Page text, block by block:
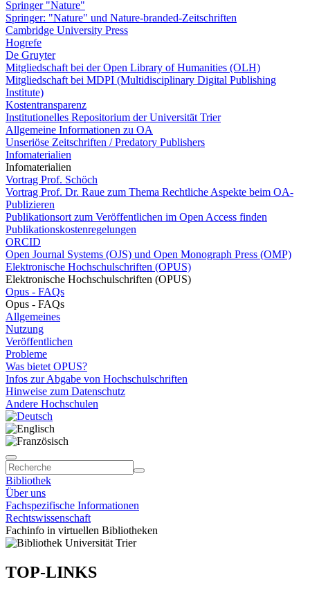
Springer "Nature"
Springer: "Nature" und Nature-branded-Zeitschriften
Cambridge University Press
Hogrefe
De Gruyter
Mitgliedschaft bei der Open Library of Humanities (OLH)
Mitgliedschaft bei MDPI (Multidisciplinary Digital Publishing
Institute)
Kostentransparenz
Institutionelles Repositorium der Universität Trier
Allgemeine Informationen zu OA
Unseriöse Zeitschriften / Predatory Publishers
Infomaterialien
Infomaterialien
Vortrag Prof. Schöch
Vortrag Prof. Dr. Raue zum Thema Rechtliche Aspekte beim OA-
Publizieren
Publikationsort zum Veröffentlichen im Open Access finden
Publikationskostenregelungen
ORCID
Open Journal Systems (OJS) und Open Monograph Press (OMP)
Elektronische Hochschulschriften (OPUS)
Elektronische Hochschulschriften (OPUS)
Opus - FAQs
Opus - FAQs
Allgemeines
Nutzung
Veröffentlichen
Probleme
Was bietet OPUS?
Infos zur Abgabe von Hochschulschriften
Hinweise zum Datenschutz
Andere Hochschulen
Bibliothek
Über uns
Fachspezifische Informationen
Rechtswissenschaft
Fachinfo in virtuellen Bibliotheken
TOP-LINKS